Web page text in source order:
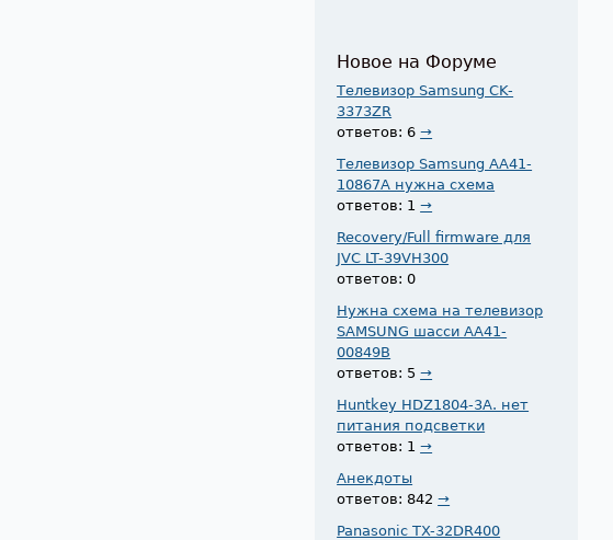
Новое на Форуме
Телевизор Samsung CK-
3373ZR
ответов: 6→
Телевизор Samsung AA41-
10867A нужна схема
ответов: 1→
Recovery/Full firmware для
JVC LT-39VH300
ответов: 0
Нужна схема на телевизор
SAMSUNG шасси AA41-
00849B
ответов: 5→
Huntkey HDZ1804-3A. нет
питания подсветки
ответов: 1→
Анекдоты
ответов: 842→
Panasonic TX-32DR400